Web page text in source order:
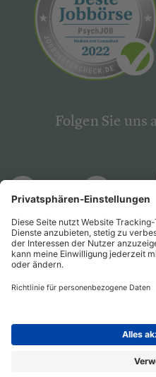
Folgen Sie uns
PsychJOB PsychJOB